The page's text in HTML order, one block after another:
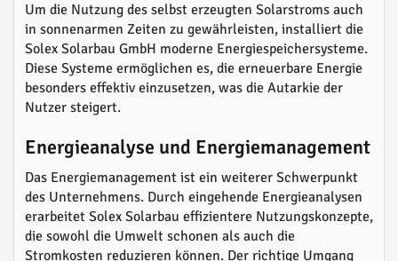
Um die Nutzung des selbst erzeugten Solarstroms auch
in sonnenarmen Zeiten zu gewährleisten, installiert die
Solex Solarbau GmbH moderne Energiespeichersysteme.
Diese Systeme ermöglichen es, die erneuerbare Energie
besonders effektiv einzusetzen, was die Autarkie der
Nutzer steigert.
Energieanalyse und Energiemanagement
Das Energiemanagement ist ein weiterer Schwerpunkt
des Unternehmens. Durch eingehende Energieanalysen
erarbeitet Solex Solarbau effizientere Nutzungskonzepte,
die sowohl die Umwelt schonen als auch die
Stromkosten reduzieren können. Der richtige Umgang